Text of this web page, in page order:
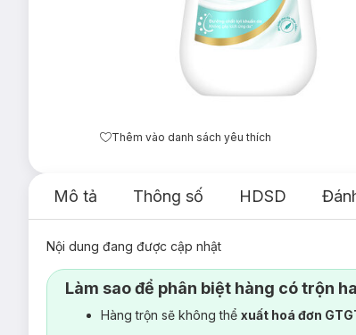
Thêm vào danh sách yêu thích
Mô tả Thông số HDSD
Nội dung đang được cập nhật
Làm sao để phân biệt hàng có trộn
Hàng trộn sẽ không thể xuất hoá đơn